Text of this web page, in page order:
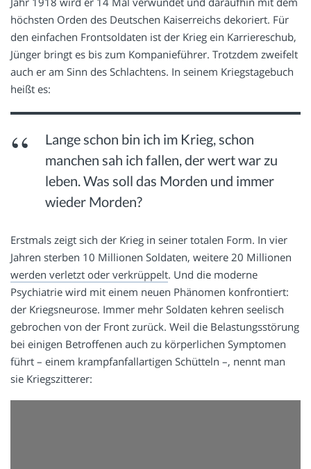
höchsten Orden des Deutschen Kaiserreichs dekoriert. Für
den einfachen Frontsoldaten ist der Krieg ein Karriereschub,
Jünger bringt es bis zum Kompanieführer. Trotzdem zweifelt
auch er am Sinn des Schlachtens. In seinem Kriegstagebuch
heißt es:
Lange schon bin ich im Krieg, schon
manchen sah ich fallen, der wert war zu
leben. Was soll das Morden und immer
wieder Morden?
Erstmals zeigt sich der Krieg in seiner totalen Form. In vier
Jahren sterben 10 Millionen Soldaten, weitere 20 Millionen
werden verletzt oder verkrüppelt. Und die moderne
Psychiatrie wird mit einem neuen Phänomen konfrontiert:
der Kriegsneurose. Immer mehr Soldaten kehren seelisch
gebrochen von der Front zurück. Weil die Belastungsstörung
bei einigen Betroffenen auch zu körperlichen Symptomen
führt – einem krampfanfallartigen Schütteln –, nennt man
sie Kriegszitterer: